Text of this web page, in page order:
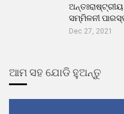
ସମ୍ମିଳନୀ
Dec 27, 2021
ଆମ ସହ ଯୋଡି ହୁଅନ୍ତୁ